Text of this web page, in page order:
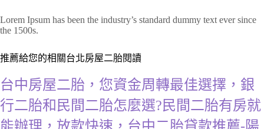
Lorem Ipsum has been the industry’s standard dummy text ever since
the 1500s.
推薦給您的相關台北房屋二胎閱讀
台中房屋二胎，您資金周轉最佳選擇，銀
行二胎和民間二胎怎麼選?民間二胎有房就
能辦理，放款快速，台中二胎貸款推薦-陽